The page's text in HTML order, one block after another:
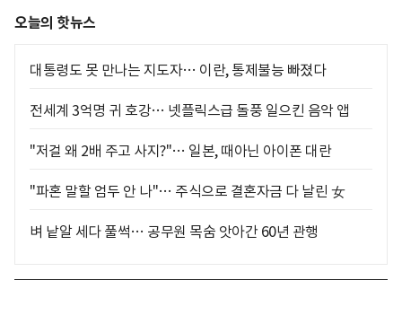
오늘의 핫뉴스
대통령도 못 만나는 지도자… 이란, 통제불능 빠졌다
전세계 3억명 귀 호강… 넷플릭스급 돌풍 일으킨 음악 앱
"저걸 왜 2배 주고 사지?"… 일본, 때아닌 아이폰 대란
"파혼 말할 엄두 안 나"… 주식으로 결혼자금 다 날린 女
벼 낱알 세다 풀썩… 공무원 목숨 앗아간 60년 관행